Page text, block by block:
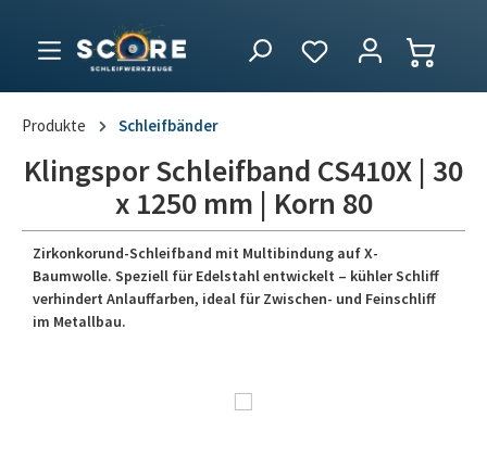
Produkte Schleifbänder
Klingspor Schleifband CS410X | 30
x 1250 mm | Korn 80
Zirkonkorund-Schleifband mit Multibindung auf X-
Baumwolle. Speziell für Edelstahl entwickelt – kühler Schliff
verhindert Anlauffarben, ideal für Zwischen- und Feinschliff
im Metallbau.